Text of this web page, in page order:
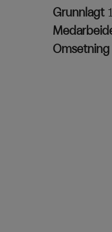
Grunnlagt
Omsetning